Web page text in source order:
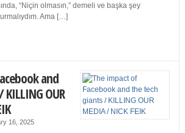
“Niçin olmasın,” demeli ve başka şey
Ama […]
and
OUR
16, 2025